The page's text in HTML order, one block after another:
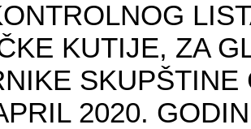
KUTIJE, ZA
2020.